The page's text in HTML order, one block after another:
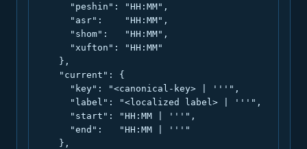
      "peshin": "HH:MM",
      "asr":    "HH:MM",
      "shom":   "HH:MM",
      "xufton": "HH:MM"
    },
    "current": {
      "key": "<canonical-key> | '''",
      "label": "<localized label> | '''",
      "start": "HH:MM | '''",
      "end":   "HH:MM | '''"
    },